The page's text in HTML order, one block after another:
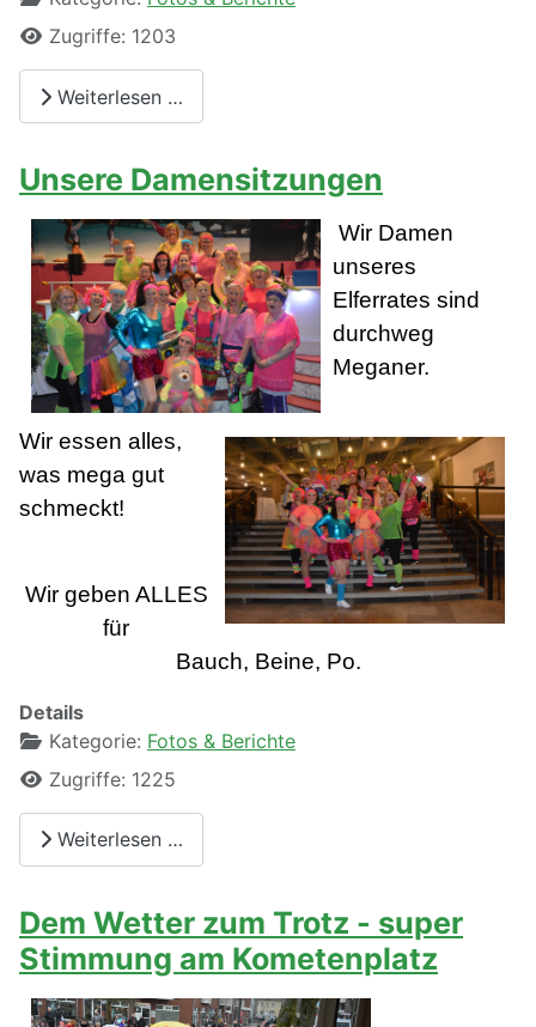
Zugriffe: 1203
Weiterlesen …
Unsere Damensitzungen
Wir Damen
unseres
Elferrates sind
durchweg
Meganer.
Wir essen alles,
was mega gut
schmeckt!
Wir geben ALLES
für
Bauch, Beine, Po.
Details
Kategorie: Fotos & Berichte
Zugriffe: 1225
Weiterlesen …
Dem Wetter zum Trotz - super
Stimmung am Kometenplatz